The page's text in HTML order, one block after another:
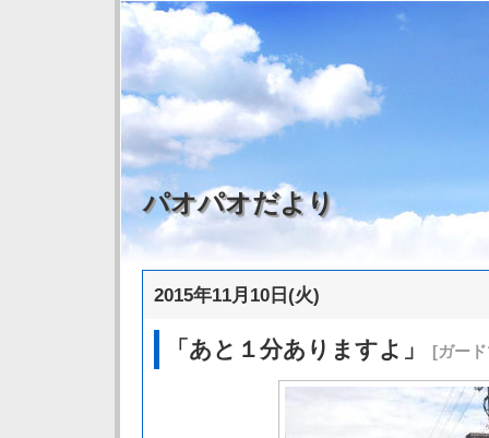
パオパオだより
2015年11月10日(火)
「あと１分ありますよ」 [ガー